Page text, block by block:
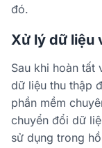
đó.
Xử lý dữ liệu
Sau khi hoàn
dữ liệu thu thập
phần mềm
chuyển đổi dữ
sử dụng trong